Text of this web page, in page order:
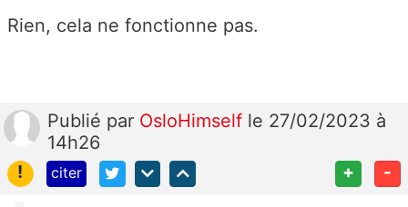
Rien, cela ne fonctionne pas.
Publié par OsloHimself le 27/02/2023 à
14h26
!
citer + -